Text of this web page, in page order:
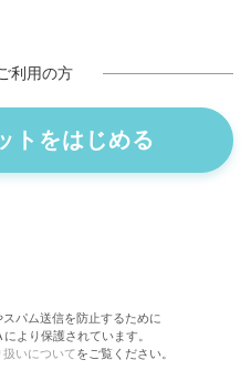
利用の方
トをはじめる
パム送信を防止するために
より保護されています。
いについてをご覧ください。